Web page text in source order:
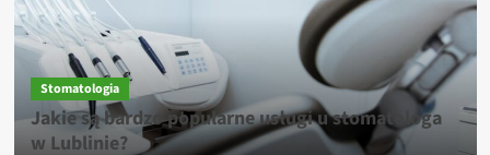
Stomatologia
Jakie są bardzo popularne usługi u stomatologa
w Lublinie?